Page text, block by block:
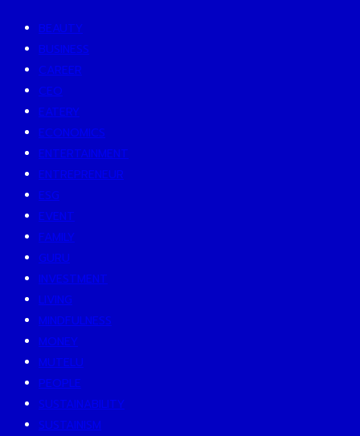
BEAUTY
BUSINESS
CAREER
CEO
EATERY
ECONOMICS
ENTERTAINMENT
ENTREPRENEUR
ESG
EVENT
FAMILY
GURU
INVESTMENT
LIVING
MINDFULNESS
MONEY
MUTELU
PEOPLE
SUSTAINABILITY
SUSTAINISM